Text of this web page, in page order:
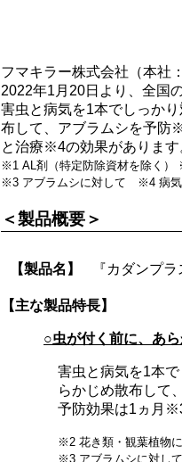
フマキラー株式会社（本社
2022年1月20日より、全国
害虫と病気を1本でしっか
布して、アブラムシを予防
と治療※4の効果があります
※1 AL剤（特定防除資材を除く）
※3 アブラムシに対して ※4 病気
＜製品概要＞
【製品名】 『カダンプ
【主な製品特長】
○虫が付く前に、あら
害虫と病気を1本
らかじめ散布して
予防効果は1ヵ月
※2 花き類・観葉植物
※3 アブラムシに対して